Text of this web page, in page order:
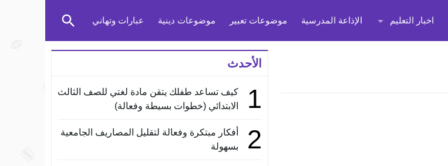
اخبار التعليم الإذاعة المدرسية موضوعات تعبير موضوعات دينية عبارات وتهاني
الأحدث
1
كيف تساعد طفلك يتقن مادة لغتي للصف الثالث
الابتدائي (خطوات بسيطة وفعالة)
2
أفكار مبتكرة وفعالة لتقليل المصاريف الجامعية
بسهولة